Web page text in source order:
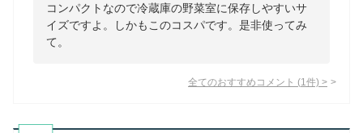
コンパクトなので冷蔵庫の野菜室に保存しやすいサ
イズですよ。しかもこのコスパです。是非使ってみ
て。
全てのおすすめコメント (1 件) >